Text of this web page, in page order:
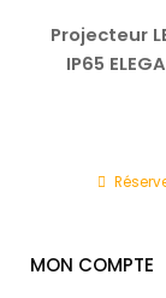
Projecteur
IP65
MON COMPTE